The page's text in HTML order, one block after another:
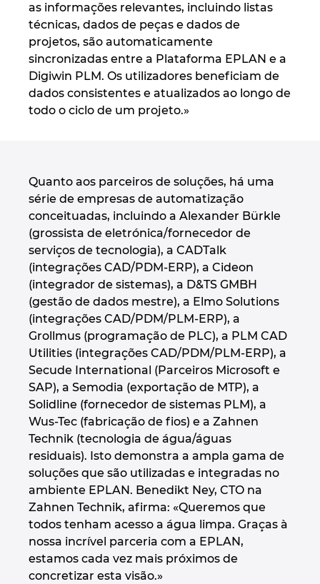
as informações relevantes, incluindo listas
técnicas, dados de peças e dados de
projetos, são automaticamente
sincronizadas entre a Plataforma EPLAN e a
Digiwin PLM. Os utilizadores beneficiam de
dados consistentes e atualizados ao longo de
todo o ciclo de um projeto.»
Quanto aos parceiros de soluções, há uma
série de empresas de automatização
conceituadas, incluindo a Alexander Bürkle
(grossista de eletrónica/fornecedor de
serviços de tecnologia), a CADTalk
(integrações CAD/PDM-ERP), a Cideon
(integrador de sistemas), a D&TS GMBH
(gestão de dados mestre), a Elmo Solutions
(integrações CAD/PDM/PLM-ERP), a
Grollmus (programação de PLC), a PLM CAD
Utilities (integrações CAD/PDM/PLM-ERP), a
Secude International (Parceiros Microsoft e
SAP), a Semodia (exportação de MTP), a
Solidline (fornecedor de sistemas PLM), a
Wus-Tec (fabricação de fios) e a Zahnen
Technik (tecnologia de água/águas
residuais). Isto demonstra a ampla gama de
soluções que são utilizadas e integradas no
ambiente EPLAN. Benedikt Ney, CTO na
Zahnen Technik, afirma: «Queremos que
todos tenham acesso a água limpa. Graças à
nossa incrível parceria com a EPLAN,
estamos cada vez mais próximos de
concretizar esta visão.»